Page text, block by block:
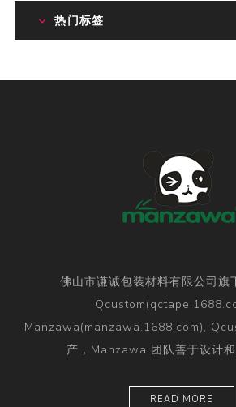
热门标签
佛山市谦诚包装材料有限公司旗
Manzawa(manzawa.1688.com),
产，Manzawa 团队善于设计和
READ MORE